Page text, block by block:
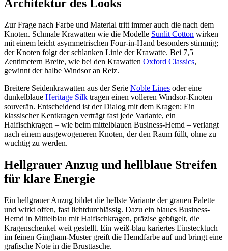
Architektur des Looks
Zur Frage nach Farbe und Material tritt immer auch die nach dem
Knoten. Schmale Krawatten wie die Modelle Sunlit Cotton wirken
mit einem leicht asymmetrischen Four-in-Hand besonders stimmig;
der Knoten folgt der schlanken Linie der Krawatte. Bei 7,5
Zentimetern Breite, wie bei den Krawatten Oxford Classics,
gewinnt der halbe Windsor an Reiz.
Breitere Seidenkrawatten aus der Serie Noble Lines oder eine
dunkelblaue Heritage Silk tragen einen volleren Windsor-Knoten
souverän. Entscheidend ist der Dialog mit dem Kragen: Ein
klassischer Kentkragen verträgt fast jede Variante, ein
Haifischkragen – wie beim mittelblauen Business-Hemd – verlangt
nach einem ausgewogeneren Knoten, der den Raum füllt, ohne zu
wuchtig zu werden.
Hellgrauer Anzug und hellblaue Streifen
für klare Energie
Ein hellgrauer Anzug bildet die hellste Variante der grauen Palette
und wirkt offen, fast lichtdurchlässig. Dazu ein blaues Business-
Hemd in Mittelblau mit Haifischkragen, präzise gebügelt, die
Kragenschenkel weit gestellt. Ein weiß-blau kariertes Einstecktuch
im feinen Gingham-Muster greift die Hemdfarbe auf und bringt eine
grafische Note in die Brusttasche.